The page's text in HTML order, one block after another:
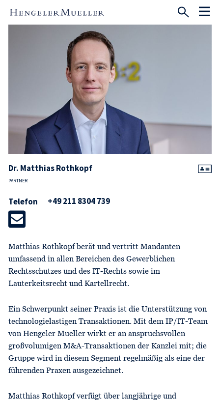
Dr. Matthias Rothkopf
PARTNER
Telefon +49 211 8304 739
Matthias Rothkopf berät und vertritt Mandanten
umfassend in allen Bereichen des Gewerblichen
Rechtsschutzes und des IT-Rechts sowie im
Lauterkeitsrecht und Kartellrecht.
Ein Schwerpunkt seiner Praxis ist die Unterstützung von
technologielastigen Transaktionen. Mit dem IP/IT-Team
von Hengeler Mueller wirkt er an anspruchsvollen
großvolumigen M&A-Transaktionen der Kanzlei mit; die
Gruppe wird in diesem Segment regelmäßig als eine der
führenden Praxen ausgezeichnet.
Matthias Rothkopf verfügt über langjährige und